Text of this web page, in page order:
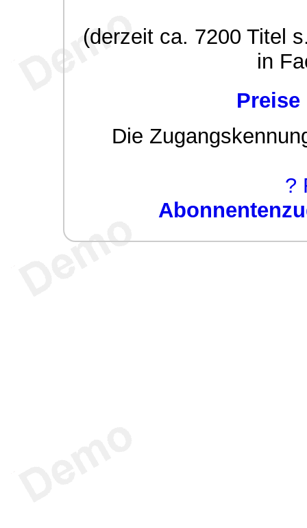
(derzeit ca. 7200 Titel
in
Die
?